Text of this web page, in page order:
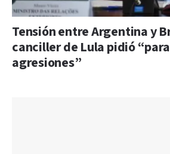
Tensión entre Argentina y
canciller de Lula pidió
agresiones”